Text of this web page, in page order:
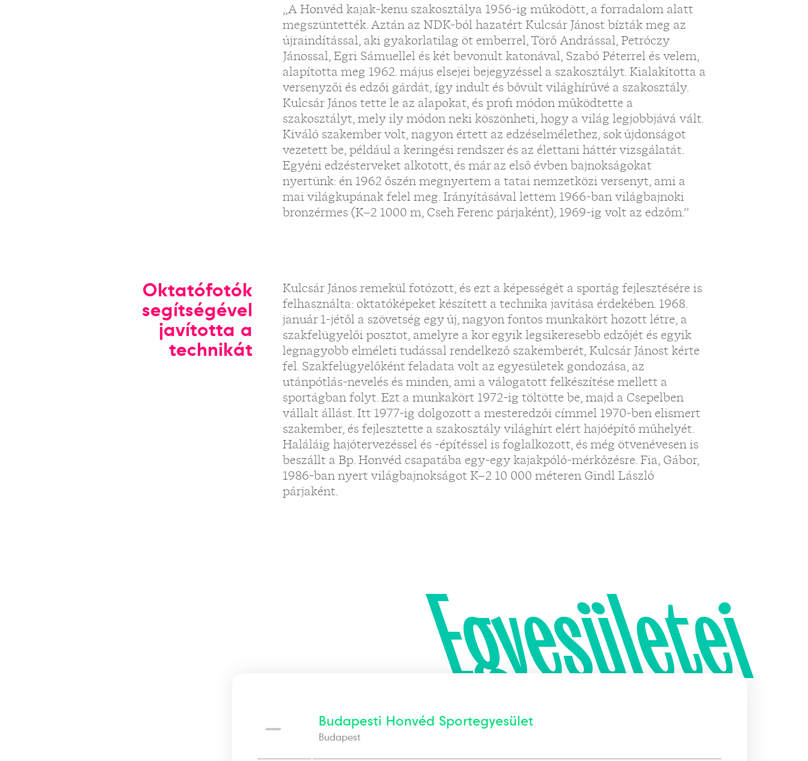
„A Honvéd kajak-kenu szakosztálya 1956-ig működött, a forradalom alatt
megszüntették. Aztán az NDK-ból hazatért Kulcsár Jánost bízták meg az
újraindítással, aki gyakorlatilag öt emberrel, Törő Andrással, Petróczy
Jánossal, Egri Sámuellel és két bevonult katonával, Szabó Péterrel és velem,
alapította meg 1962. május elsejei bejegyzéssel a szakosztályt. Kialakította a
versenyzői és edzői gárdát, így indult és bővült világhírűvé a szakosztály.
Kulcsár János tette le az alapokat, és profi módon működtette a
szakosztályt, mely ily módon neki köszönheti, hogy a világ legjobbjává vált.
Kiváló szakember volt, nagyon értett az edzéselmélethez, sok újdonságot
vezetett be, például a keringési rendszer és az élettani háttér vizsgálatát.
Egyéni edzésterveket alkotott, és már az első évben bajnokságokat
nyertünk: én 1962 őszén megnyertem a tatai nemzetközi versenyt, ami a
mai világkupának felel meg. Irányításával lettem 1966-ban világbajnoki
bronzérmes (K–2 1000 m, Cseh Ferenc párjaként), 1969-ig volt az edzőm.”
Oktatófotók
segítségével
javította a
technikát
Kulcsár János remekül fotózott, és ezt a képességét a sportág fejlesztésére is
felhasználta: oktatóképeket készített a technika javítása érdekében. 1968.
január 1-jétől a szövetség egy új, nagyon fontos munkakört hozott létre, a
szakfelügyelői posztot, amelyre a kor egyik legsikeresebb edzőjét és egyik
legnagyobb elméleti tudással rendelkező szakemberét, Kulcsár Jánost kérte
fel. Szakfelügyelőként feladata volt az egyesületek gondozása, az
utánpótlás-nevelés és minden, ami a válogatott felkészítése mellett a
sportágban folyt. Ezt a munkakört 1972-ig töltötte be, majd a Csepelben
vállalt állást. Itt 1977-ig dolgozott a mesteredzői címmel 1970-ben elismert
szakember, és fejlesztette a szakosztály világhírt elért hajóépítő műhelyét.
Haláláig hajótervezéssel és -építéssel is foglalkozott, és még ötvenévesen is
beszállt a Bp. Honvéd csapatába egy-egy kajakpóló-mérkőzésre. Fia, Gábor,
1986-ban nyert világbajnokságot K–2 10 000 méteren Gindl László
párjaként.
Egyesületei
— Budapesti Honvéd Sportegyesület
Budapest